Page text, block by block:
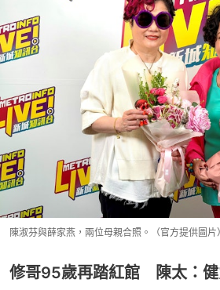
陳淑芬與薛家燕，兩位母親合照。（官方提供圖片）
修哥95歲再踏紅館 陳太：健